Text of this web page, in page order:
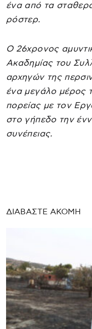
ένα από τα
ρόστερ.
Ο 26χρονος
Ακαδημίας του
αρχηγών της
ένα μεγάλο μέρος
πορείας με τον
στο γήπεδο την
συνέπειας.
ΔΙΑΒΑΣΤΕ ΑΚΟΜΗ